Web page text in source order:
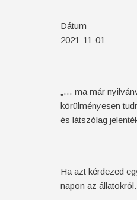
Dátum
2021-11-01
„… ma már
körülményesen
és látszólag
/
Ha azt kérdezed
napon az